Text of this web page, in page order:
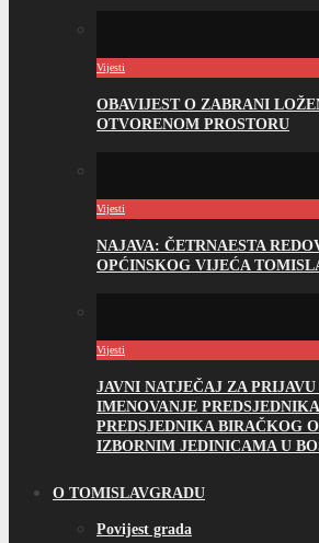
Vijesti
OBAVIJEST O ZABRANI
OTVORENOM PROSTORU
Vijesti
NAJAVA: ČETRNAESTA
OPĆINSKOG VIJEĆA
Vijesti
JAVNI NATJEČAJ ZA
IMENOVANJE
PREDSJEDNIKA BIRAČKOG
IZBORNIM JEDINICAMA U
O TOMISLAVGRADU
Povijest grada